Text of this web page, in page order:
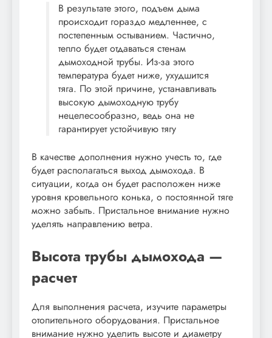
В результате этого, подъем дыма
происходит гораздо медленнее, с
постепенным остыванием. Частично,
тепло будет отдаваться стенам
дымоходной трубы. Из-за этого
температура будет ниже, ухудшится
тяга. По этой причине, устанавливать
высокую дымоходную трубу
нецелесообразно, ведь она не
гарантирует устойчивую тягу
В качестве дополнения нужно учесть то, где
будет располагаться выход дымохода. В
ситуации, когда он будет расположен ниже
уровня кровельного конька, о постоянной тяге
можно забыть. Пристальное внимание нужно
уделять направлению ветра.
Высота трубы дымохода —
расчет
Для выполнения расчета, изучите параметры
отопительного оборудования. Пристальное
внимание нужно уделить высоте и диаметру